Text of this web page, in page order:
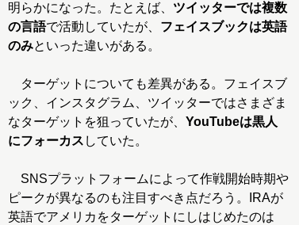
明らかになった。たとえば、 ツイッターでは複数
の言語で活動していたが、 フェイスブックは英語
のみといった違いがある。
ターゲットについても差異がある。フェイスブ
ック、インスタグラム、ツイッターではさまざま
なターゲットを狙っていたが、 YouTubeは黒人
にフォーカス していた。
SNSプラットフォームによって作戦開始時期や
ピークが異なるのも注目すべき点だろう。IRAが
英語でアメリカをターゲットにしはじめたのは